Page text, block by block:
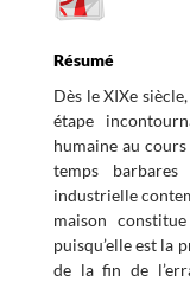
Résumé
Dès le XIXe
étape
humaine au
temps
industrielle
maison
puisqu’elle est la
de la fin de